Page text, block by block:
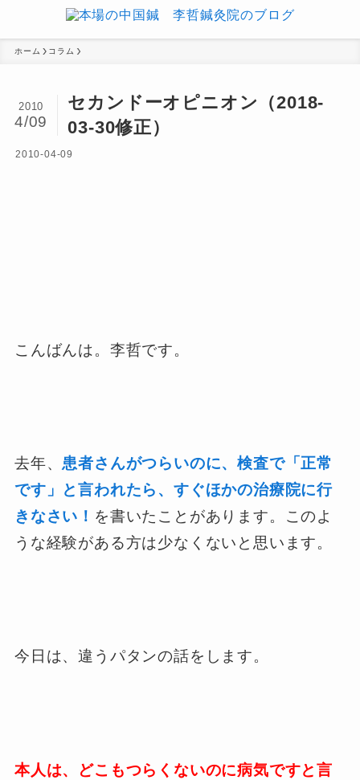
ホーム コラム
セカンドーオピニオン（2018-
03-30修正）
2010
4/09
2010-04-09
こんばんは。李哲です。
去年、 患者さんがつらいのに、検査で「正常
です」と言われたら、すぐほかの治療院に行
きなさい！ を書いたことがあります。このよ
うな経験がある方は少なくないと思います。
今日は、違うパタンの話をします。
本人は、どこもつらくないのに病気ですと言